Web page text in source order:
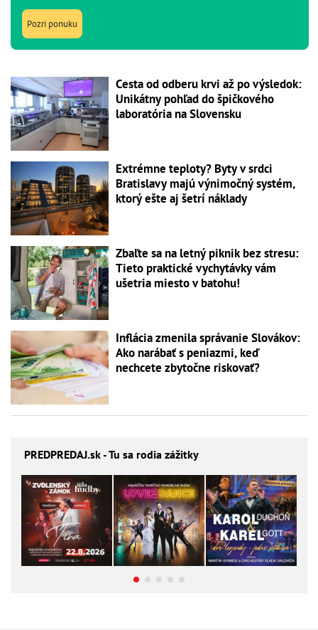
Pozri ponuku
Cesta od odberu krvi až po výsledok:
Unikátny pohľad do špičkového
laboratória na Slovensku
Extrémne teploty? Byty v srdci
Bratislavy majú výnimočný systém,
ktorý ešte aj šetrí náklady
Zbaľte sa na letný piknik bez stresu:
Tieto praktické vychytávky vám
ušetria miesto v batohu!
Inflácia zmenila správanie Slovákov:
Ako narábať s peniazmi, keď
nechcete zbytočne riskovať?
PREDPREDAJ.sk - Tu sa rodia zážitky